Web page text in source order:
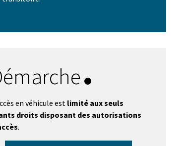
en véhicule estlimité aux seuls
droits disposant des autorisations
.